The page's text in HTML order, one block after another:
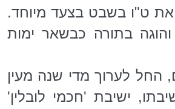
ט"ו בשבט בצעד מיוחד.
בתורה כבשאר ימות
החל לערוך מדי שנה מעין
ישיבת 'חכמי לובלין'